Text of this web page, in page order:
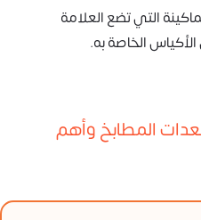
التي تضع العلامة
الخاصة به.
المطابخ وأهم